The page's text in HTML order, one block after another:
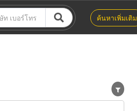
ค้นหาเพิ่มเติม